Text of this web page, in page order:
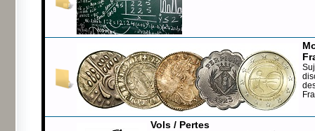
Vols / Pertes